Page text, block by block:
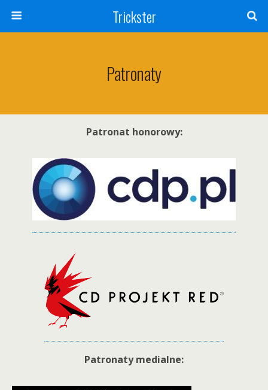
Trickster
Patronaty
Patronat honorowy:
Patronaty medialne: